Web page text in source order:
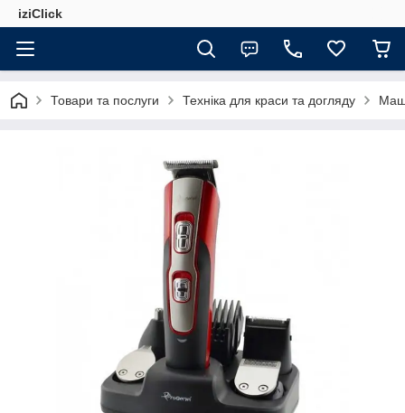
iziClick
Товари та послуги Техніка для краси та догляду